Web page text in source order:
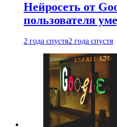
Нейросеть от
пользователя
2 года спустя2 года спустя